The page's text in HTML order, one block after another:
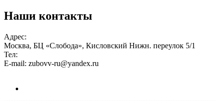
Наши контакты
Адрес:
Москва, БЦ «Слобода», Кисловский Нижн. переулок 5/1
Тел:
E-mail: zubovv-ru@yandex.ru